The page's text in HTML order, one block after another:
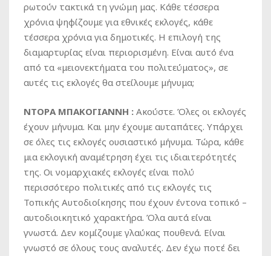
ρωτούν τακτικά τη γνώμη μας. Κάθε τέσσερα
χρόνια ψηφίζουμε για εθνικές εκλογές, κάθε
τέσσερα χρόνια για δημοτικές. Η επιλογή της
διαμαρτυρίας είναι περιορισμένη. Είναι αυτό ένα
από τα «μειονεκτήματα του πολιτεύματος», σε
αυτές τις εκλογές θα στείλουμε μήνυμα;
ΝΤΟΡΑ ΜΠΑΚΟΓΙΑΝΝΗ : Ακούστε. Όλες οι εκλογές
έχουν μήνυμα. Και μην έχουμε αυταπάτες. Υπάρχει
σε όλες τις εκλογές ουσιαστικό μήνυμα. Τώρα, κάθε
μια εκλογική αναμέτρηση έχει τις ιδιαιτερότητές
της. Οι νομαρχιακές εκλογές είναι πολύ
περισσότερο πολιτικές από τις εκλογές τις
Τοπικής Αυτοδιοίκησης που έχουν έντονα τοπικό –
αυτοδιοικητικό χαρακτήρα. Όλα αυτά είναι
γνωστά. Δεν κομίζουμε γλαύκας πουθενά. Είναι
γνωστό σε όλους τους αναλυτές. Δεν έχω ποτέ δει